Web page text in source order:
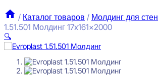
/ Каталог товаров / Молдинг для стен
1.51.501 Молдинг 17x161x2000
🔍